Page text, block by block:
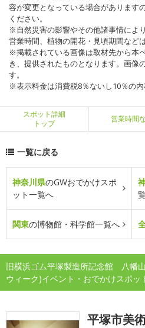
容が変更となっている場合があります
ください。
※自然災害の影響やその他諸事情によ
営業時間、植物の開花・見頃期間など
※掲載されている画像は取材先から本
き、提供されたものとなります。画像
す。
※表示料金は消費税8％ないし10％の内
スポット詳細
トップ
営業時間
一覧に戻る
神奈川県のGWおでかけスポ
ット一覧へ
関東の博物館・科学館一覧へ
旧横浜ゴム平塚製造所記念館 八幡
ウィーク)イベント・おでかけスポッ
平塚市美